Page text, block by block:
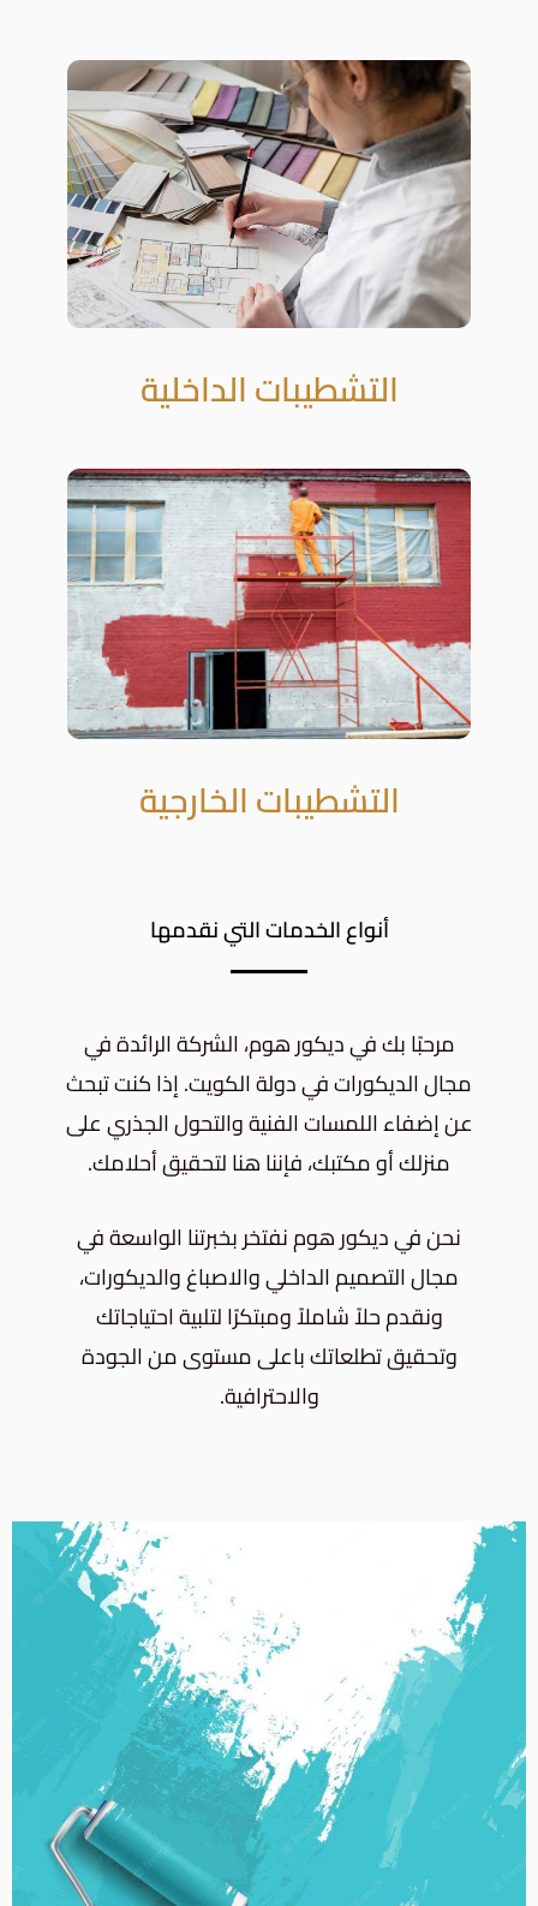
التشطيبات الداخلية
التشطيبات الخارجية
أنواع الخدمات التي نقدمها
مرحبًا بك في ديكور هوم، الشركة الرائدة في
مجال الديكورات في دولة الكويت. إذا كنت تبحث
عن إضفاء اللمسات الفنية والتحول الجذري على
منزلك أو مكتبك، فإننا هنا لتحقيق أحلامك.
نحن في ديكور هوم نفتخر بخبرتنا الواسعة في
مجال التصميم الداخلي والاصباغ والديكورات،
ونقدم حلاً شاملاً ومبتكرًا لتلبية احتياجاتك
وتحقيق تطلعاتك باعلى مستوى من الجودة
والاحترافية.